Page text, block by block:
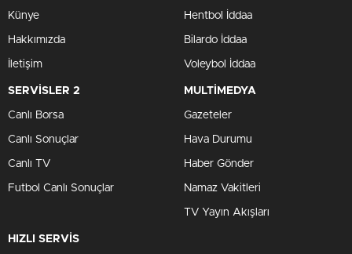
Künye
Hakkımızda
İletişim
Hentbol İddaa
Bilardo İddaa
Voleybol İddaa
SERVİSLER 2
Canlı Borsa
Canlı Sonuçlar
Canlı TV
Futbol Canlı Sonuçlar
MULTİMEDYA
Gazeteler
Hava Durumu
Haber Gönder
Namaz Vakitleri
TV Yayın Akışları
HIZLI SERVİS